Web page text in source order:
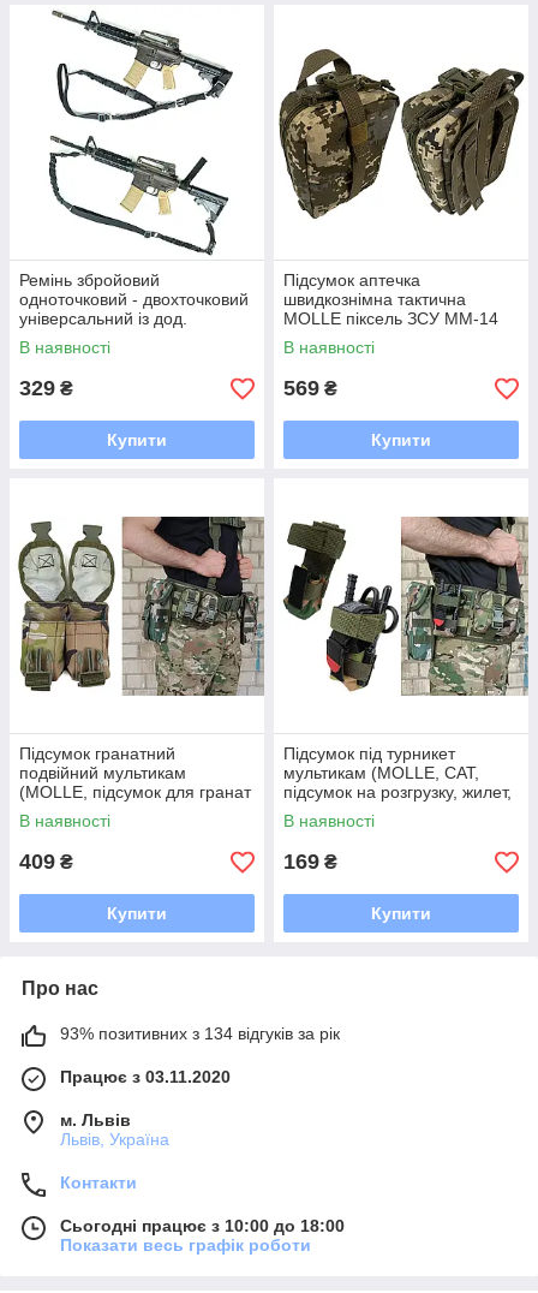
Ремінь збройовий
одноточковий - двохточковий
універсальний із дод.
кріпленням чорний
В наявності
329 ₴
Купити
Підсумок аптечка
швидкознімна тактична
MOLLE піксель ЗСУ MM-14
для РПС, разгрузки або
жилету
В наявності
569 ₴
Купити
Підсумок гранатний
подвійний мультикам
(MOLLE, підсумок для гранат
на розгрузку, жилет, РПС)
В наявності
409 ₴
Купити
Підсумок під турникет
мультикам (MOLLE, CAT,
підсумок на розгрузку, жилет,
РПС)
В наявності
169 ₴
Купити
Про нас
93% позитивних з 134 відгуків за рік
Працює з 03.11.2020
м. Львів
Львів, Україна
Контакти
Сьогодні працює з 10:00 до 18:00
Показати весь графік роботи